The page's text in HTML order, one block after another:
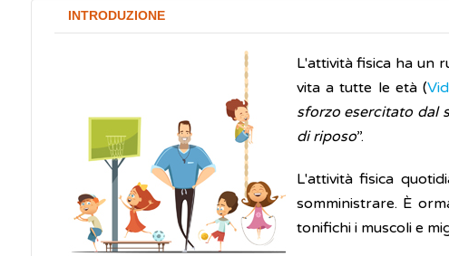
INTRODUZIONE
L'attività fisica ha un
vita a tutte le età (
sforzo esercitato dal
di riposo”.
L'attività fisica
somministrare. È
tonifichi i muscoli e